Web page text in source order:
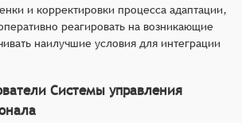
и корректировки процесса адаптации,
реагировать на возникающие
наилучшие условия для интеграции
Системы управления